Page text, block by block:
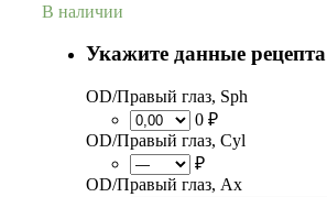
В наличии
Укажите данные рецепта
OD/Правый глаз, Sph
0 ₽
OD/Правый глаз, Cyl
₽
OD/Правый глаз, Ax